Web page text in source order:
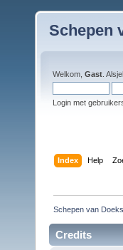
Schepen
Welkom, Gast .
Login met
Index Help
Schepen van
Credits